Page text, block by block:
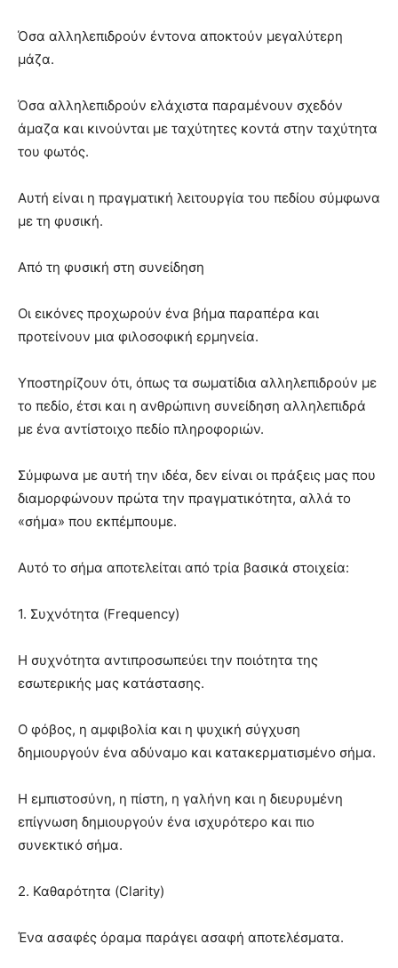
Όσα αλληλεπιδρούν έντονα αποκτούν μεγαλύτερη
μάζα.
Όσα αλληλεπιδρούν ελάχιστα παραμένουν σχεδόν
άμαζα και κινούνται με ταχύτητες κοντά στην ταχύτητα
του φωτός.
Αυτή είναι η πραγματική λειτουργία του πεδίου σύμφωνα
με τη φυσική.
Από τη φυσική στη συνείδηση
Οι εικόνες προχωρούν ένα βήμα παραπέρα και
προτείνουν μια φιλοσοφική ερμηνεία.
Υποστηρίζουν ότι, όπως τα σωματίδια αλληλεπιδρούν με
το πεδίο, έτσι και η ανθρώπινη συνείδηση αλληλεπιδρά
με ένα αντίστοιχο πεδίο πληροφοριών.
Σύμφωνα με αυτή την ιδέα, δεν είναι οι πράξεις μας που
διαμορφώνουν πρώτα την πραγματικότητα, αλλά το
«σήμα» που εκπέμπουμε.
Αυτό το σήμα αποτελείται από τρία βασικά στοιχεία:
1. Συχνότητα (Frequency)
Η συχνότητα αντιπροσωπεύει την ποιότητα της
εσωτερικής μας κατάστασης.
Ο φόβος, η αμφιβολία και η ψυχική σύγχυση
δημιουργούν ένα αδύναμο και κατακερματισμένο σήμα.
Η εμπιστοσύνη, η πίστη, η γαλήνη και η διευρυμένη
επίγνωση δημιουργούν ένα ισχυρότερο και πιο
συνεκτικό σήμα.
2. Καθαρότητα (Clarity)
Ένα ασαφές όραμα παράγει ασαφή αποτελέσματα.